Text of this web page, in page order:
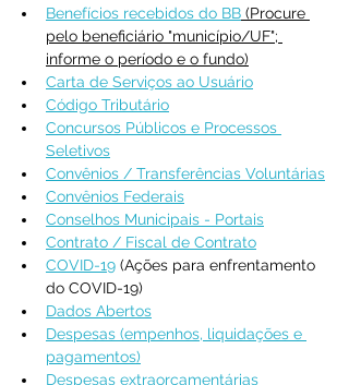
Benefícios recebidos do BB (Procure
pelo beneficiário "município/UF";
informe o período e o fundo)
Carta de Serviços ao Usuário
Código Tributário
Concursos Públicos e Processos
Seletivos
Convênios / Transferências Voluntárias
Convênios Federais
Conselhos Municipais - Portais
Contrato / Fiscal de Contrato
COVID-19 (Ações para enfrentamento
do COVID-19)
Dados Abertos
Despesas (empenhos, liquidações e
pagamentos)
Despesas extraorçamentárias